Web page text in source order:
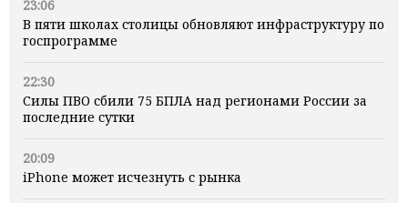
23:06
В пяти школах столицы обновляют инфраструктуру по
госпрограмме
22:30
Силы ПВО сбили 75 БПЛА над регионами России за
последние сутки
20:09
iPhone может исчезнуть с рынка